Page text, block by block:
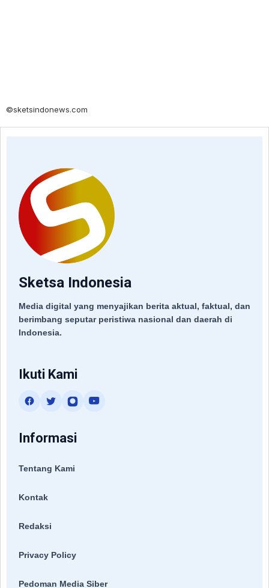
©sketsindonews.com
Sketsa Indonesia
Media digital yang menyajikan berita aktual, faktual, dan
berimbang seputar peristiwa nasional dan daerah di
Indonesia.
Ikuti Kami
Informasi
Tentang Kami
Kontak
Redaksi
Privacy Policy
Pedoman Media Siber